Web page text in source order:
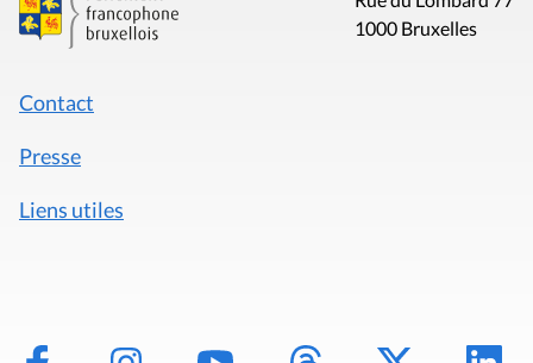
1000 Bruxelles
Contact
Presse
Liens utiles